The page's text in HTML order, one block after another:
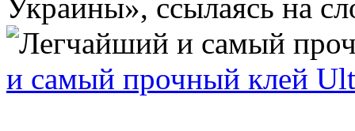
Украины», ссылаясь на
и самый прочный клей